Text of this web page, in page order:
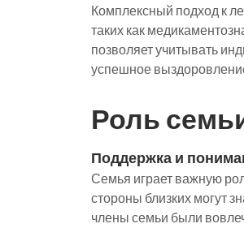
Комплексный подход к
таких как
позволяет учитывать
успешное
Роль
Поддержка и
Семья играет важную
стороны близких могут
члены семьи были